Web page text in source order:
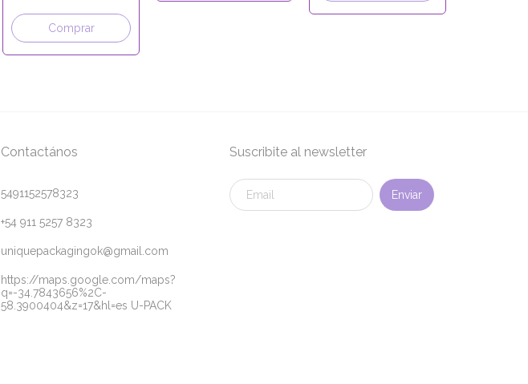
Comprar
Contactános
5491152578323
+54 911 5257 8323
uniquepackagingok@gmail.com
https://maps.google.com/maps?
q=-34.7843656%2C-
58.3900404&z=17&hl=es U-PACK
Suscribite al newsletter